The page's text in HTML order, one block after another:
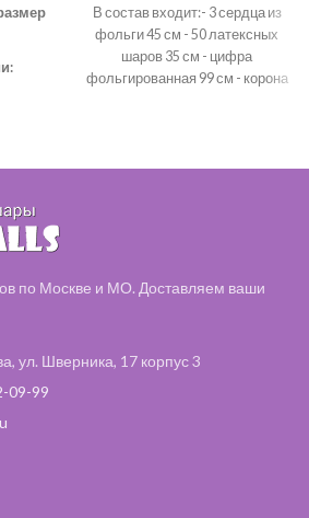
шт
В состав входит:- 3 сердца из
фольги 45 см - 50 латексных
шаров 35 см - цифра
фольгированная 99 см - корона
по Москве и МО. Доставляем ваши
ул. Шверника, 17 корпус 3
09-99